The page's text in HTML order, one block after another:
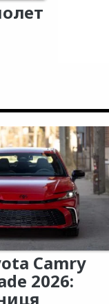
Camry
2026: